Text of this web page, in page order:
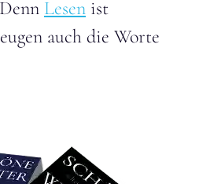
Lesen ist
auch die Worte